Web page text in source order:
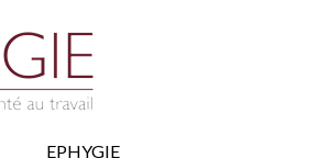
EPHYGIE